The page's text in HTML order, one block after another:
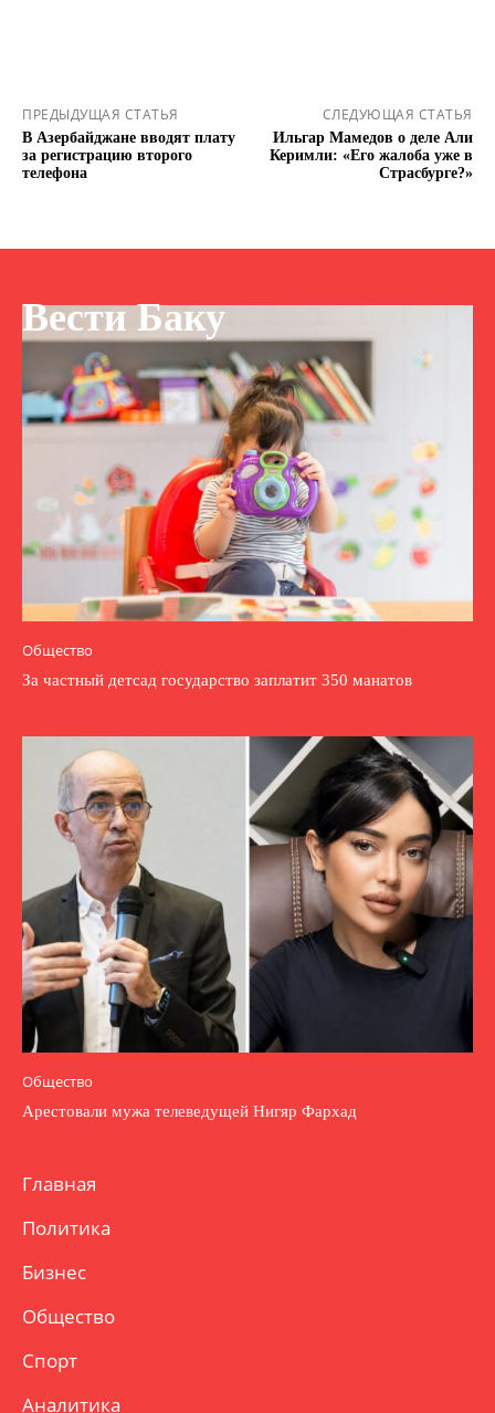
ПРЕДЫДУЩАЯ СТАТЬЯ
В Азербайджане вводят плату
за регистрацию второго
телефона
СЛЕДУЮЩАЯ СТАТЬЯ
Ильгар Мамедов о деле Али
Керимли: «Его жалоба уже в
Страсбурге?»
Вести Баку
Общество
За частный детсад государство заплатит 350 манатов
Общество
Арестовали мужа телеведущей Нигяр Фархад
Главная
Политика
Бизнес
Общество
Спорт
Аналитика